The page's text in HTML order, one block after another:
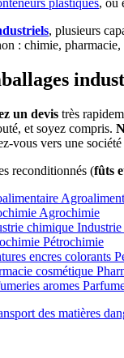
plastiques, ou
, plusieurs
: chimie,
un devis très
et soyez compris.
vous vers une
reconditionnés (fûts
Agrochimie
Pétrochimie
des matières
de ce site vous
bien vous
des cookies.
par